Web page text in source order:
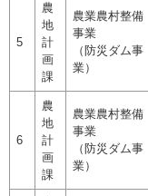
5
農
地
計
画
課
農業農村整備
事業
（防災ダム事
業）
6
農
地
計
画
課
農業農村整備
事業
（防災ダム事
業）